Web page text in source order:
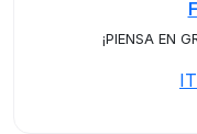
¡PIENSA EN